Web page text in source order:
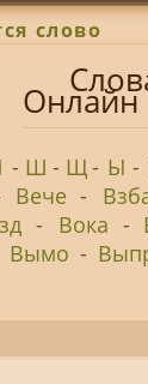
слово
Онлайн
- Ш - Щ- Ы -
Вече -
- Вока -
Вымо -